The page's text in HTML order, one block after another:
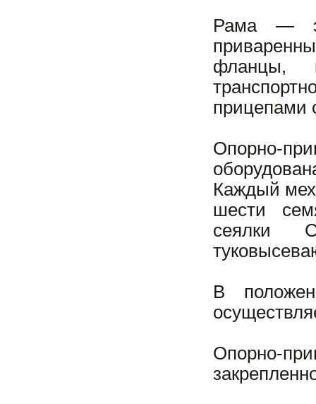
Рама —
фланцы,
прицепами
Опорно-
Каждый
шести
сеялки
В
Опорно-